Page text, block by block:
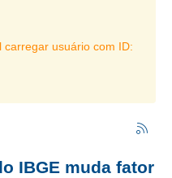
usuário com ID:
IBGE muda fator